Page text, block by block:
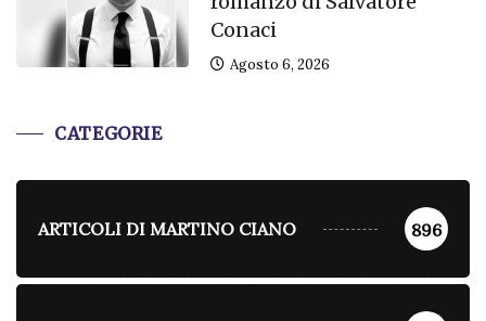
Conaci
Agosto 6, 2026
CATEGORIE
ARTICOLI DI MARTINO CIANO 896